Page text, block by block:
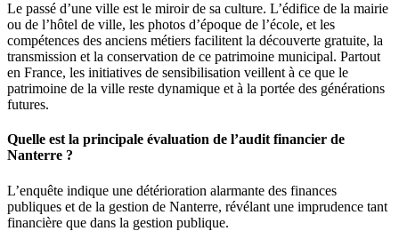
Le passé d’une ville est le miroir de sa culture. L’édifice de la mairie
ou de l’hôtel de ville, les photos d’époque de l’école, et les
compétences des anciens métiers facilitent la découverte gratuite, la
transmission et la conservation de ce patrimoine municipal. Partout
en France, les initiatives de sensibilisation veillent à ce que le
patrimoine de la ville reste dynamique et à la portée des générations
futures.
Quelle est la principale évaluation de l’audit financier de
Nanterre ?
L’enquête indique une détérioration alarmante des finances
publiques et de la gestion de Nanterre, révélant une imprudence tant
financière que dans la gestion publique.